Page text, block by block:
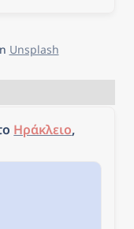
Unsplash
Ηράκλειο